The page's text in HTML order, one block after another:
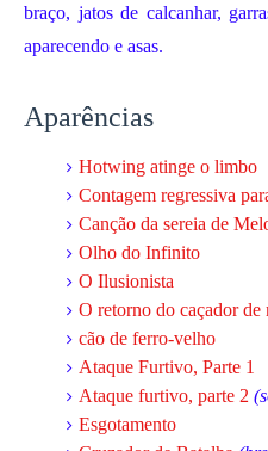
braço, jatos de calcanhar,
aparecendo e asas.
Aparências
Hotwing atinge o limbo
Contagem regressiva
Canção da sereia de
Olho do Infinito
O Ilusionista
O retorno do caçador de
cão de ferro-velho
Ataque Furtivo, Parte 1
Ataque furtivo, parte 2
Esgotamento